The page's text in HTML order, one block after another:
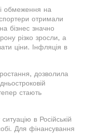
обмеження на
отримали
бізнес значно
різко зросли, а
ціни. Інфляція в
дозволила
стають
в Російській
Для фінансування